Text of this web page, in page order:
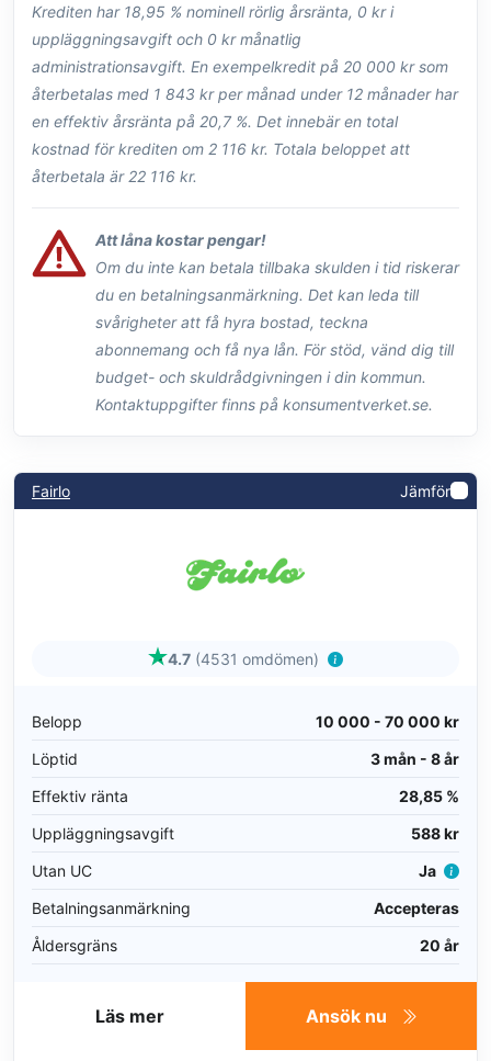
Krediten har 18,95 % nominell rörlig årsränta, 0 kr i
uppläggningsavgift och 0 kr månatlig
administrationsavgift. En exempelkredit på 20 000 kr som
återbetalas med 1 843 kr per månad under 12 månader har
en effektiv årsränta på 20,7 %. Det innebär en total
kostnad för krediten om 2 116 kr. Totala beloppet att
återbetala är 22 116 kr.
Att låna kostar pengar!
Om du inte kan betala tillbaka skulden i tid riskerar
du en betalningsanmärkning. Det kan leda till
svårigheter att få hyra bostad, teckna
abonnemang och få nya lån. För stöd, vänd dig till
budget- och skuldrådgivningen i din kommun.
Kontaktuppgifter finns på konsumentverket.se.
Fairlo Jämför
4.7 (4531 omdömen)
Belopp
10 000 - 70 000 kr
Löptid
3 mån - 8 år
Effektiv ränta
28,85 %
Uppläggningsavgift
588 kr
Utan UC
Ja
Betalningsanmärkning
Accepteras
Åldersgräns
20 år
Ansök nu
Läs mer